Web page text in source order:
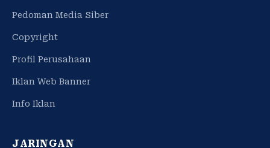
Pedoman Media Siber
Copyright
Profil Perusahaan
Iklan Web Banner
Info Iklan
JARINGAN